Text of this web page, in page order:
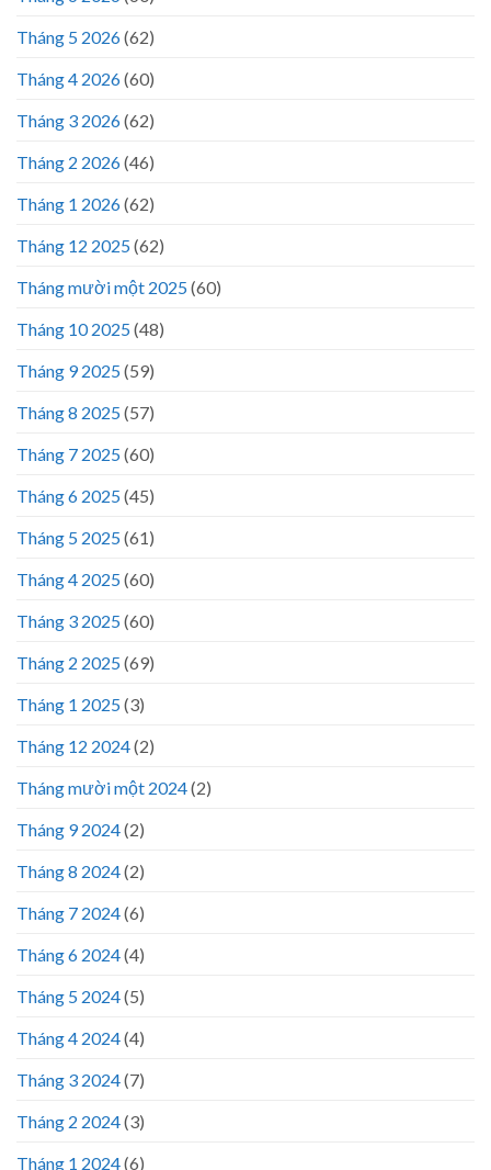
Tháng 5 2026(62)
Tháng 4 2026(60)
Tháng 3 2026(62)
Tháng 2 2026(46)
Tháng 1 2026(62)
Tháng 12 2025(62)
Tháng mười một 2025(60)
Tháng 10 2025(48)
Tháng 9 2025(59)
Tháng 8 2025(57)
Tháng 7 2025(60)
Tháng 6 2025(45)
Tháng 5 2025(61)
Tháng 4 2025(60)
Tháng 3 2025(60)
Tháng 2 2025(69)
Tháng 1 2025(3)
Tháng 12 2024(2)
Tháng mười một 2024(2)
Tháng 9 2024(2)
Tháng 8 2024(2)
Tháng 7 2024(6)
Tháng 6 2024(4)
Tháng 5 2024(5)
Tháng 4 2024(4)
Tháng 3 2024(7)
Tháng 2 2024(3)
Tháng 1 2024(6)